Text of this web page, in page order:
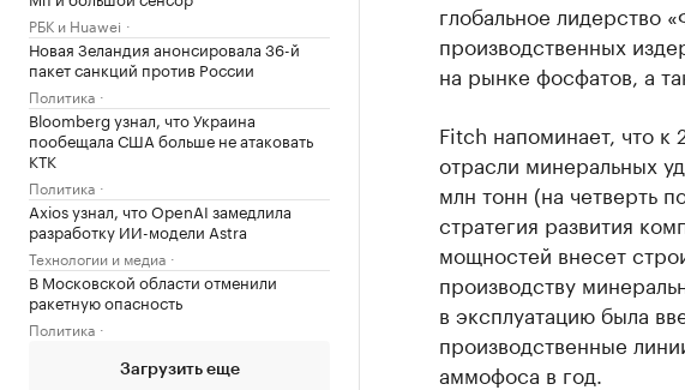
РБК и Huawei
Новая Зеландия анонсировала 36-й
пакет санкций против России
Политика
Bloomberg узнал, что Украина
пообещала США больше не атаковать
КТК
Политика
Axios узнал, что OpenAI замедлила
разработку ИИ-модели Astra
Технологии и медиа
В Московской области отменили
ракетную опасность
Политика
Загрузить еще
глобальное лидерство
производственных
на рынке фосфатов, а
Fitch напоминает, что
отрасли минеральных
млн тонн (на четверть
стратегия развития
мощностей внесет
производству
в эксплуатацию была
производственные
аммофоса в год.